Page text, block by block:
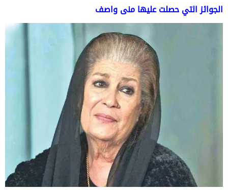
الجوائز التي حصلت عليها منى واصف